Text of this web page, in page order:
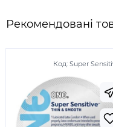
Рекомендовані
Код: Super